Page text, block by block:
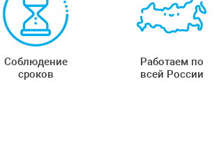
Соблюдение
сроков
Работаем по
всей России